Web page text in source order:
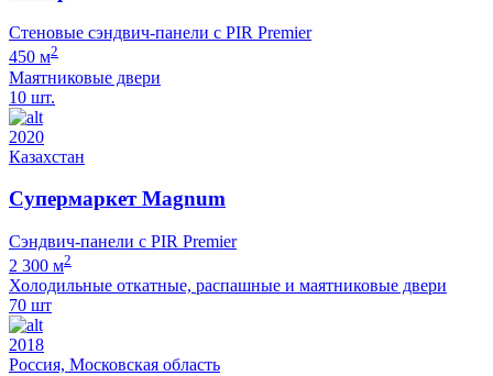
Стеновые сэндвич-панели с PIR Premier
450 м2
Маятниковые двери
10 шт.
2020
Казахстан
Супермаркет Magnum
Сэндвич-панели с PIR Premier
2 300 м2
Холодильные откатные, распашные и маятниковые двери
70 шт
2018
Россия, Московская область